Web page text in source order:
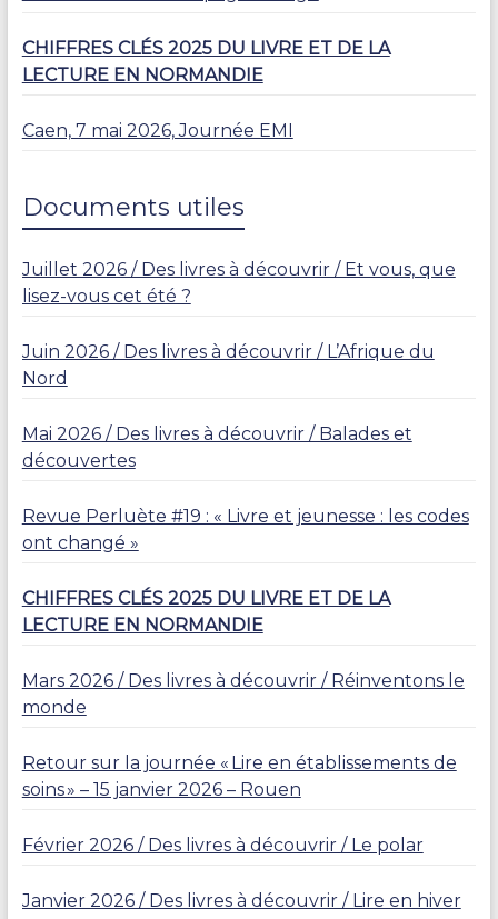
CHIFFRES CLÉS 2025 DU LIVRE ET DE LA
LECTURE EN NORMANDIE
Caen, 7 mai 2026, Journée EMI
Documents utiles
Juillet 2026 / Des livres à découvrir / Et vous, que
lisez-vous cet été ?
Juin 2026 / Des livres à découvrir / L’Afrique du
Nord
Mai 2026 / Des livres à découvrir / Balades et
découvertes
Revue Perluète #19 : « Livre et jeunesse : les codes
ont changé »
CHIFFRES CLÉS 2025 DU LIVRE ET DE LA
LECTURE EN NORMANDIE
Mars 2026 / Des livres à découvrir / Réinventons le
monde
Retour sur la journée « Lire en établissements de
soins » – 15 janvier 2026 – Rouen
Février 2026 / Des livres à découvrir / Le polar
Janvier 2026 / Des livres à découvrir / Lire en hiver